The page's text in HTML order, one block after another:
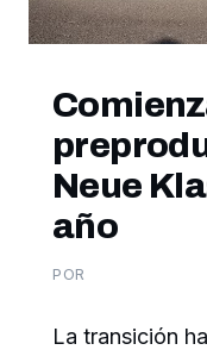
Neue
año
POR
La transición